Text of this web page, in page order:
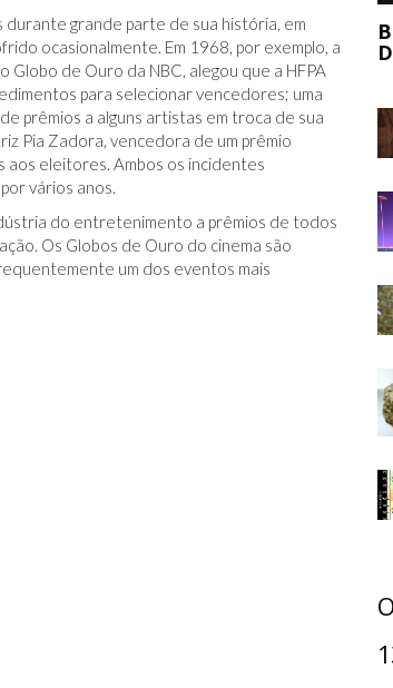
grande parte de sua história, em
ocasionalmente. Em 1968, por exemplo, a
de Ouro da NBC, alegou que a HFPA
para selecionar vencedores; uma
prêmios a alguns artistas em troca de sua
Pia Zadora, vencedora de um prêmio
aos eleitores. Ambos os incidentes
vários anos.
do entretenimento a prêmios de todos
Os Globos de Ouro do cinema são
um dos eventos mais
MADOFF AJUDOU O MERCADO
ARTE?